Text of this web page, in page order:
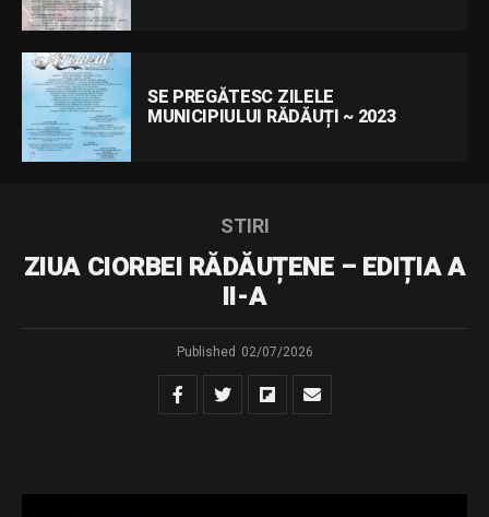
SE PREGĂTESC ZILELE
MUNICIPIULUI RĂDĂUȚI ~ 2023
STIRI
ZIUA CIORBEI RĂDĂUȚENE – EDIȚIA A
II-A
Published 02/07/2026